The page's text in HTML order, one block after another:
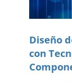
Diseño
con